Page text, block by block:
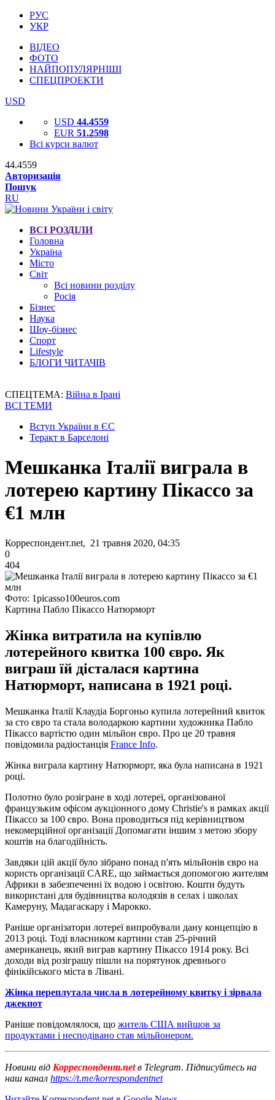
РУС
УКР
ВІДЕО
ФОТО
НАЙПОПУЛЯРНІШІ
СПЕЦПРОЕКТИ
USD
USD 44.4559
EUR 51.2598
Всі курси валют
44.4559
Авторизація
Пошук
RU
ВСІ РОЗДІЛИ
Головна
Україна
Місто
Світ
Всі новини розділу
Росія
Бізнес
Наука
Шоу-бізнес
Спорт
Lifestyle
БЛОГИ ЧИТАЧІВ
СПЕЦТЕМА: Війна в Ірані
ВСІ ТЕМИ
Вступ України в ЄС
Теракт в Барселоні
Мешканка Італії виграла в
лотерею картину Пікассо за
€1 млн
Корреспондент.net, 21 травня 2020, 04:35
0
404
Фото: 1picasso100euros.com
Картина Пабло Пікассо Натюрморт
Жінка витратила на купівлю
лотерейного квитка 100 євро. Як
виграш їй дісталася картина
Натюрморт, написана в 1921 році.
Мешканка Італії Клаудіа Боргоньо купила лотерейний квиток
за сто євро та стала володаркою картини художника Пабло
Пікассо вартістю один мільйон євро. Про це 20 травня
повідомила радіостанція France Info.
Жінка виграла картину Натюрморт, яка була написана в 1921
році.
Полотно було розігране в ході лотереї, організованої
французьким офісом аукціонного дому Christie's в рамках акції
Пікассо за 100 євро. Вона проводиться під керівництвом
некомерційної організації Допомагати іншим з метою збору
коштів на благодійність.
Завдяки цій акції було зібрано понад п'ять мільйонів євро на
користь організації CARE, що займається допомогою жителям
Африки в забезпеченні їх водою і освітою. Кошти будуть
використані для будівництва колодязів в селах і школах
Камеруну, Мадагаскару і Марокко.
Раніше організатори лотереї випробували дану концепцію в
2013 році. Тоді власником картини став 25-річний
американець, який виграв картину Пікассо 1914 року. Всі
доходи від розіграшу пішли на порятунок древнього
фінікійського міста в Лівані.
Жінка переплутала числа в лотерейному квитку і зірвала
джекпот
Раніше повідомлялося, що житель США вийшов за
продуктами і несподівано став мільйонером.
Новини від Корреспондент.netв Telegram. Підписуйтесь на
наш канал https://t.me/korrespondentnet